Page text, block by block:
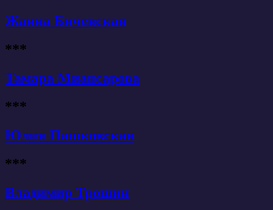
Жанна Бичевская
***
Тамара Миансарова
***
Юлия Пашковская
***
Владимир Трошин